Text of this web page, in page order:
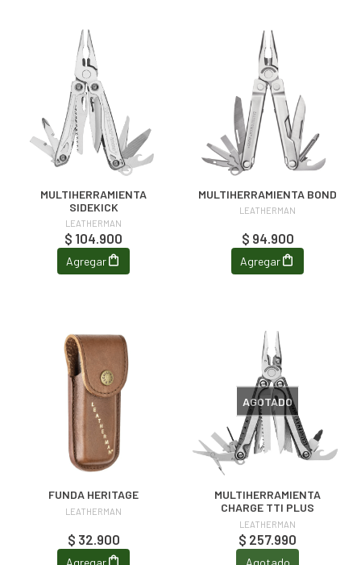
MULTIHERRAMIENTA
SIDEKICK
LEATHERMAN
$ 104.900
Agregar
MULTIHERRAMIENTA BOND
LEATHERMAN
$ 94.900
Agregar
FUNDA HERITAGE
LEATHERMAN
$ 32.900
Agregar
AGOTADO
MULTIHERRAMIENTA
CHARGE TTI PLUS
LEATHERMAN
$ 257.990
Agotado